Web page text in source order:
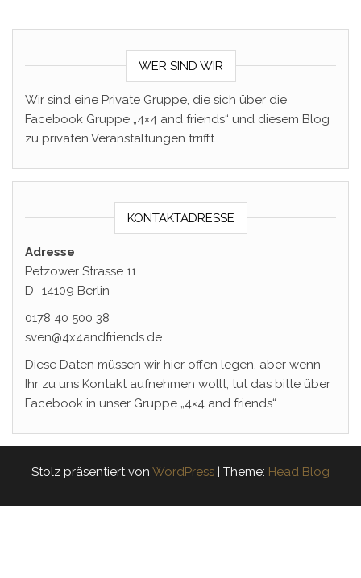
WER SIND WIR
Wir sind eine Private Gruppe, die sich über die
Facebook Gruppe „4×4 and friends“ und diesem Blog
zu privaten Veranstaltungen trrifft.
KONTAKTADRESSE
Adresse
Petzower Strasse 11
D- 14109 Berlin
0178 40 500 38
sven@4x4andfriends.de
Diese Daten müssen wir hier offen legen, aber wenn
Ihr zu uns Kontakt aufnehmen wollt, tut das bitte über
Facebook in unser Gruppe „4×4 and friends“
Stolz präsentiert von WordPress | Theme: Head Blog